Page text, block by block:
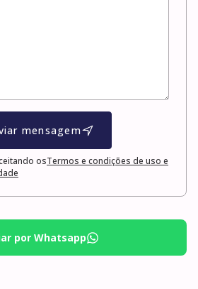
mensagem
osTermos e condições de uso e
por Whatsapp